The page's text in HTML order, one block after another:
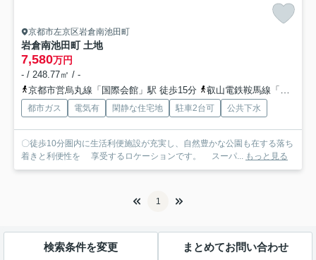
京都市左京区岩倉南池田町
岩倉南池田町 土地
7,580万円
- / 248.77㎡ / -
京都市営烏丸線「国際会館」駅 徒歩15分
叡山電鉄鞍馬線「木野」駅 徒歩13分
都市ガス 電気有 閑静な住宅地 駐車2台可 公共下水
〇徒歩10分圏内に生活利便施設が充実し、自然豊かな公園も在する落ち
着きと利便性を 享受するロケーションです。 スーパ...
もっと見る
1
検索条件を変更 まとめてお問い合わせ